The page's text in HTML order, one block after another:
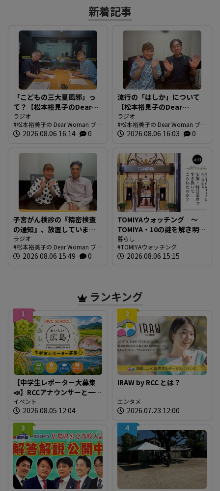
新着記事
「こどもの三大夏風邪」っ
て？【松本裕見子のDear
Woman】
ラジオ
松本裕美子の Dear Woman ブロ
グ 2026.08.06 16:14 0
流行の「はしか」について
【松本裕見子のDear
Woman】
ラジオ
松本裕美子の Dear Woman ブロ
グ 2026.08.06 16:03 0
子宮がん検診の『精密検査
の通知』、放置していませ
んか？【松本裕見子のDear
Woman】
ラジオ
松本裕美子の Dear Woman ブロ
グ 2026.08.06 15:49 0
TOMIYAウォッチング ～
TOMIYA・10の謎を解き明か
す～ 謎03 「なぜTOMIYAは
約1世紀も宝飾・時計業界で
生き抜いてこられたの
暮らし
TOMIYAウォッチング
2026.08.06 15:15
ランキング
1
【中学生レポーター大募集
📣】RCCアナウンサーと一緒
に「広島の食」の現場を取
材しよう！
イベント
2026.08.05 12:04
2
IRAW by RCC とは？
エンタメ
2026.07.23 12:00
3
4